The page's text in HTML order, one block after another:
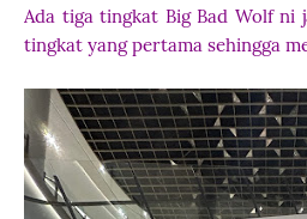
Ada tiga tingkat Big Bad Wolf ni
tingkat yang pertama sehingga